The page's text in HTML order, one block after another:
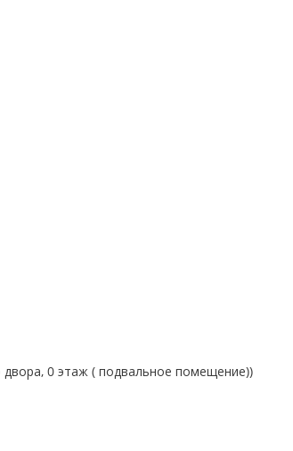
двора, 0 этаж ( подвальное помещение))